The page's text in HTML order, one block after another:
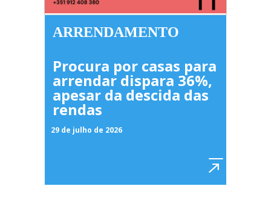
ARRENDAMENTO
Procura por casas para
arrendar dispara 36%,
apesar da descida das
rendas
29 de julho de 2026